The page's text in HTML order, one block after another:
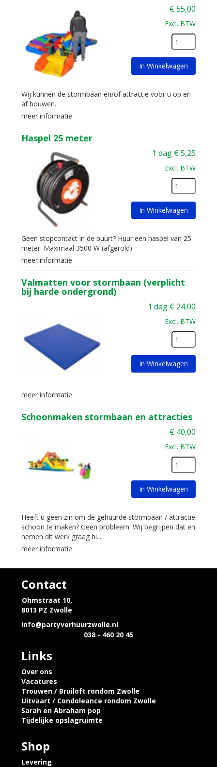
€55,00
Excl. BTW
In Winkelwagen
Wij kunnen de stormbaan en/of attractie voor u op en
af bouwen.
meer informatie
Haspel 25 meter
1 dag €5,25
Excl. BTW
In Winkelwagen
Geen stopcontact in de buurt? Huur een haspel van 25
meter. Maximaal 3500 W (afgerold)
meer informatie
Valmatten voor stormbaan (verplicht
bij harde ondergrond)
1 dag € 24,00
Excl. BTW
In Winkelwagen
meer informatie
Schoonmaken stormbaan en attracties
€ 40,00
Excl. BTW
In Winkelwagen
Heeft u geen zin om de gehuurde stormbaan / attractie
schoon te maken? Geen probleem. Wij begrijpen dat en
nemen dit werk graag bi...
meer informatie
Contact
Ohmstraat 10,
8013 PZ Zwolle
info@partyverhuurzwolle.nl
038 - 460 20 45
Links
Over ons
Vacatures
Trouwen / Bruiloft rondom Zwolle
Uitvaart / Condoleance rondom Zwolle
Sarah en Abraham pop
Tijdelijke opslagruimte
Shop
Levering